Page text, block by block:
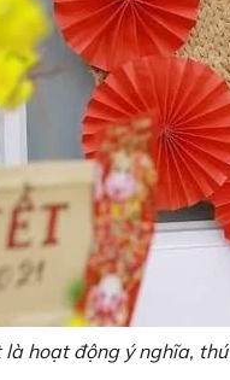
hoạt động ý nghĩa,